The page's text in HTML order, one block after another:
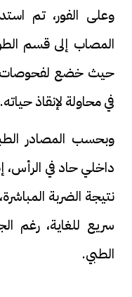
وعلى الفور، تم
المصاب إلى قسم
حيث خضع لفحوصات
في محاولة لإنقاذ حياته.
وبحسب المصادر
داخلي حاد في
نتيجة الضربة
سريع للغاية، رغم
الطبي.